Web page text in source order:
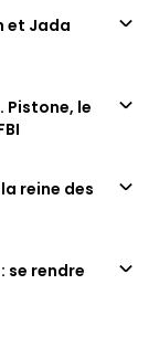
Pistone, le
la reine des
se rendre